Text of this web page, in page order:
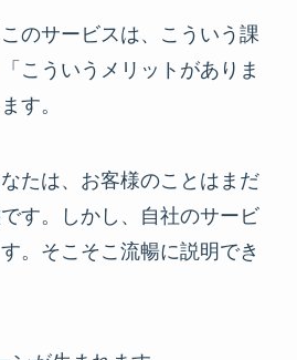
のサービスは、こういう課
こういうメリットがありま
す。
たは、お客様のことはまだ
す。しかし、自社のサービ
。そこそこ流暢に説明でき